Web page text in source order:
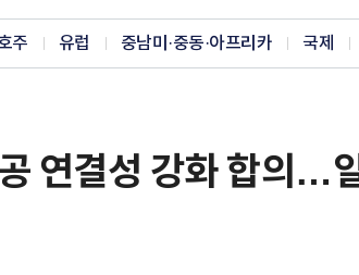
주 유럽 중남미·중동·아프리카 국제
연결성 강화 합의…